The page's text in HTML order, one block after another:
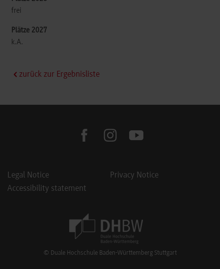
frei
k.A.
zurück zur Ergebnisliste
Footer Meta Navigation
facebookinstagramyoutube
Legal Notice
Privacy Notice
Accessibility statement
© Duale Hochschule Baden-Württemberg Stuttgart